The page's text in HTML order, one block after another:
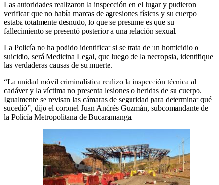
Las autoridades realizaron la inspección en el lugar y pudieron
verificar que no había marcas de agresiones físicas y su cuerpo
estaba totalmente desnudo, lo que se presume es que su
fallecimiento se presentó posterior a una relación sexual.
La Policía no ha podido identificar si se trata de un homicidio o
suicidio, será Medicina Legal, que luego de la necropsia, identifique
las verdaderas causas de su muerte.
“La unidad móvil criminalística realizo la inspección técnica al
cadáver y la víctima no presenta lesiones o heridas de su cuerpo.
Igualmente se revisan las cámaras de seguridad para determinar qué
sucedió”, dijo el coronel Juan Andrés Guzmán, subcomandante de
la Policía Metropolitana de Bucaramanga.